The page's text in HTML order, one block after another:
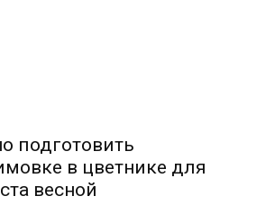
подготовить
в цветнике для
весной